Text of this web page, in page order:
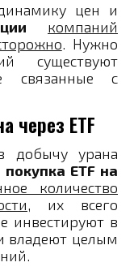
цен и
компаний
. Нужно
существуют
связанные с
через ETF
добычу урана
покупка ETF на
количество
, их всего
инвестируют в
владеют целым